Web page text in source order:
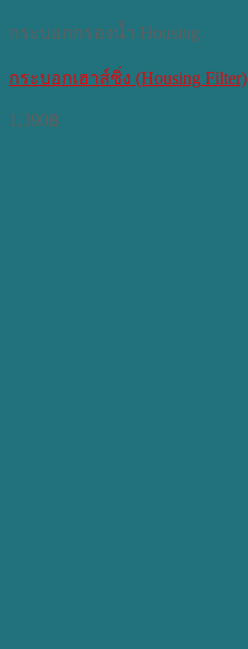
กระบอกกรองน้ำ Housing
กระบอกเฮาส์ซิ่ง (Housing Filter)
1,390฿